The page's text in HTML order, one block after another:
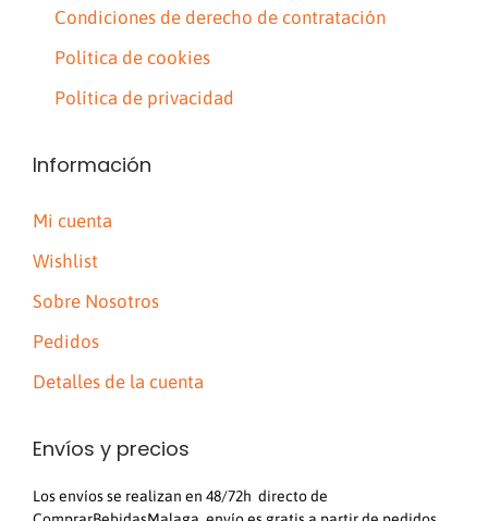
Condiciones de derecho de contratación
Política de cookies
Política de privacidad
Información
Mi cuenta
Wishlist
Sobre Nosotros
Pedidos
Detalles de la cuenta
Envíos y precios
Los envíos se realizan en 48/72h directo de